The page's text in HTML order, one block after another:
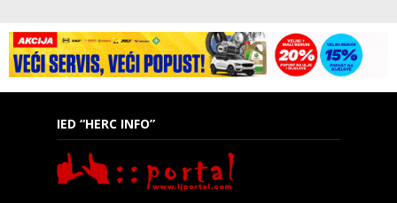
IED “HERC INFO”